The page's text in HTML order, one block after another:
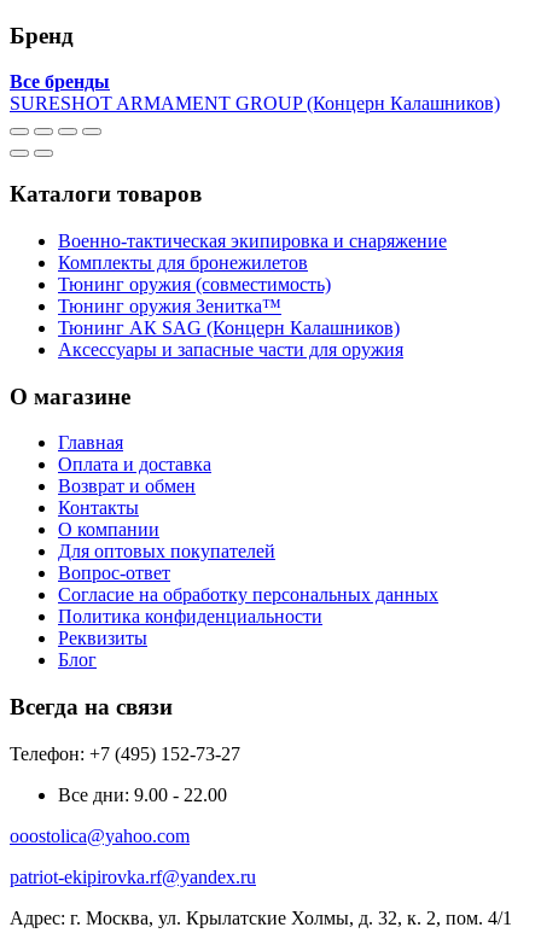
Бренд
Все бренды
SURESHOT ARMAMENT GROUP (Концерн Калашников)
Каталоги товаров
Военно-тактическая экипировка и снаряжение
Комплекты для бронежилетов
Тюнинг оружия (совместимость)
Тюнинг оружия Зенитка™
Тюнинг АК SAG (Концерн Калашников)
Аксессуары и запасные части для оружия
О магазине
Главная
Оплата и доставка
Возврат и обмен
Контакты
О компании
Для оптовых покупателей
Вопрос-ответ
Согласие на обработку персональных данных
Политика конфиденциальности
Реквизиты
Блог
Всегда на связи
Телефон: +7 (495) 152-73-27
Все дни: 9.00 - 22.00
ooostolica@yahoo.com
patriot-ekipirovka.rf@yandex.ru
Адрес: г. Москва, ул. Крылатские Холмы, д. 32, к. 2, пом. 4/1